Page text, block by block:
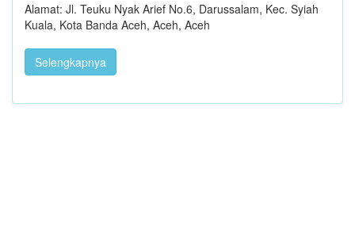
Alamat: Jl. Teuku Nyak Arief No.6, Darussalam, Kec. Syiah
Kuala, Kota Banda Aceh, Aceh, Aceh
Selengkapnya